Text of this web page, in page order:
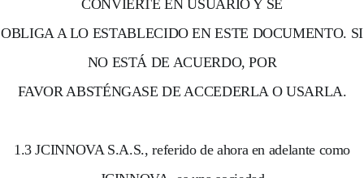
CONVIERTE EN USUARIO Y SE
OBLIGA A LO ESTABLECIDO EN ESTE DOCUMENTO. SI
NO ESTÁ DE ACUERDO, POR
FAVOR ABSTÉNGASE DE ACCEDERLA O USARLA.
1.3 JCINNOVA S.A.S., referido de ahora en adelante como